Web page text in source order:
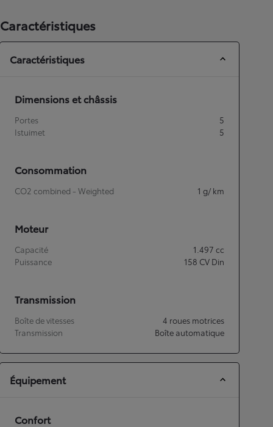
Caractéristiques
Caractéristiques
Dimensions et châssis
Portes
5
Istuimet
5
Consommation
CO2 combined - Weighted 1 g/ km
Moteur
Capacité 1.497 cc
Puissance
158 CV Din
Transmission
Boîte de vitesses
4 roues motrices
Transmission
Boîte automatique
Équipement
Confort